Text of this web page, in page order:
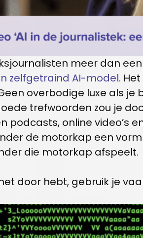
meer dan
zelfgetraind AI-model.
overbodige luxe als je
trefwoorden zou je
podcasts, online video’s
de motorkap een
die motorkap afspeelt.
door hebt, gebruik je